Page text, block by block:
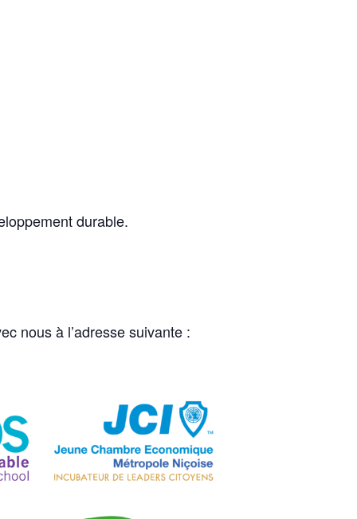
durable.
nous à l’adresse suivante :